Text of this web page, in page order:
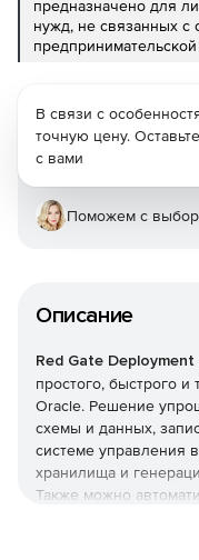
предназначено для
нужд, не связанных с
Описание
Red Gate
простого, быстрого
Oracle. Решение
схемы и данных,
системе управления
хранилища и
Также можно
В связи с
точную цену.
с вами
Поможем с